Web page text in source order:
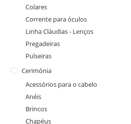
Colares
Corrente para óculos
Linha Cláudias - Lenços
Pregadeiras
Pulseiras
Cerimónia
Acessórios para o cabelo
Anéis
Brincos
Chapéus